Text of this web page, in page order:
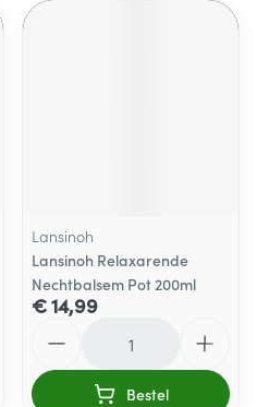
Lansinoh
Lansinoh Relaxarende
Nechtbalsem Pot 200ml
€ 14,99
Bestel